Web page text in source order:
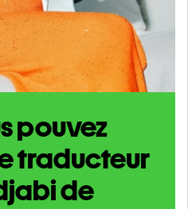
pouvez
traducteur
de